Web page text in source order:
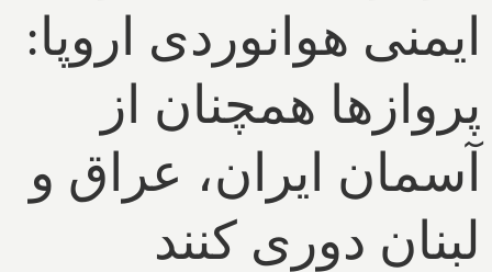
ایمنی هوانوردی اروپا:
پروازها همچنان از
آسمان ایران، عراق و
لبنان دوری کنند